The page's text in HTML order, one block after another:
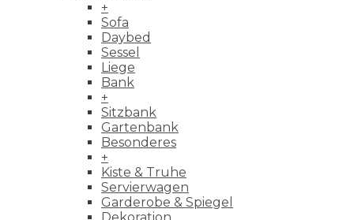
+
Sofa
Daybed
Sessel
Liege
Bank
+
Sitzbank
Gartenbank
Besonderes
+
Kiste & Truhe
Servierwagen
Garderobe & Spiegel